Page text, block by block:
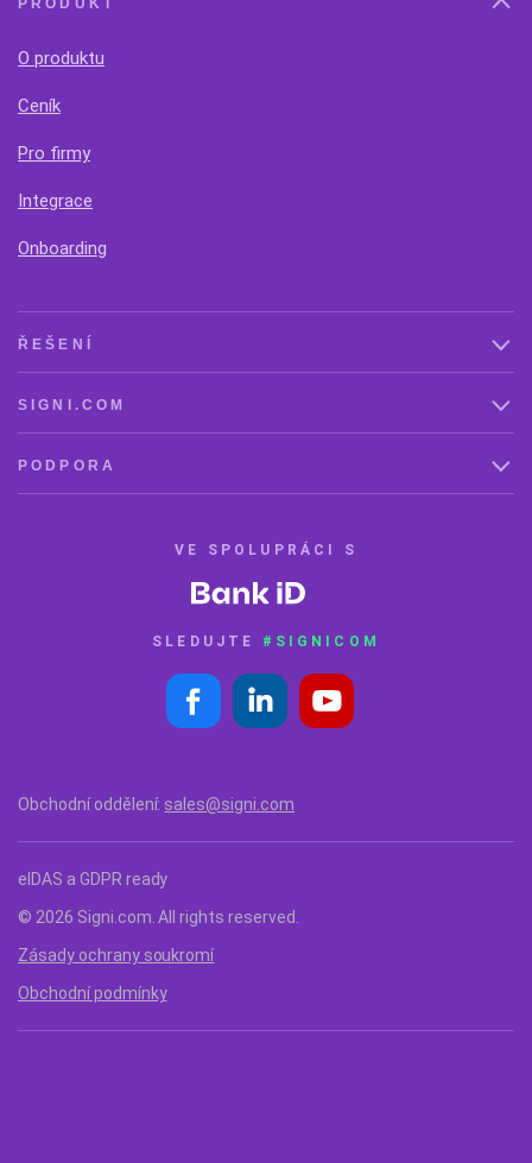
PRODUKT
O produktu
Ceník
Pro firmy
Integrace
Onboarding
ŘEŠENÍ
SIGNI.COM
PODPORA
VE SPOLUPRÁCI S
SLEDUJTE #SIGNICOM
Obchodní oddělení: sales@signi.com
eIDAS a GDPR ready
© 2026 Signi.com. All rights reserved.
Zásady ochrany soukromí
Obchodní podmínky